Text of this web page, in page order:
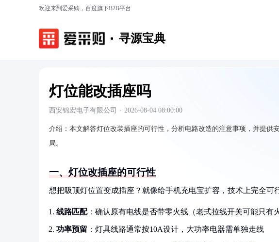
欢迎来到爱采购，百度旗下B2B平台
寻源宝典
灯位能改插座吗
西安锦宏电子有限公司 · 2026-08-04 08:00:00
介绍： 本文解答灯位改装插座的可行性，分析电路改造的注意事项，并提供
局。
一、灯位改插座的可行性
想把吸顶灯位置变成插座？就像给手机充电宝扩容，技术上完全可
线路匹配：确认原有电线是否带零火线（老式拉线开关可能只有
功率预留 ：灯具线路通常按10A设计，大功率电器需单独走线